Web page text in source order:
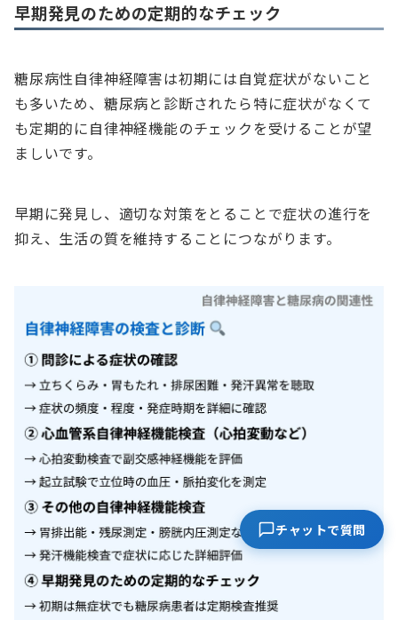
早期発見のための定期的なチェック
糖尿病性自律神経障害は初期には自覚症状がないこと
も多いため、糖尿病と診断されたら特に症状がなくて
も定期的に自律神経機能のチェックを受けることが望
ましいです。
早期に発見し、適切な対策をとることで症状の進行を
抑え、生活の質を維持することにつながります。
チャットで質問